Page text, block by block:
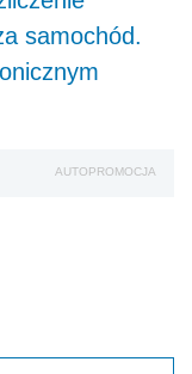
samochód.
AUTOPROMOCJA